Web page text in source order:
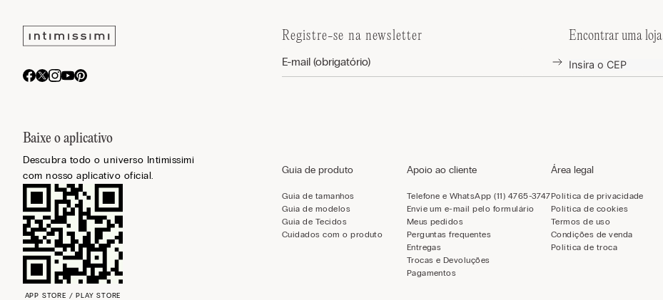
Baixe o aplicativo
Descubra todo o universo Intimissimi
com nosso aplicativo oficial.
APP STORE / PLAY STORE
Registre-se na newsletter Encontrar uma loja
Guia de produto
Guia de tamanhos
Guia de modelos
Guia de Tecidos
Cuidados com o produto
Apoio ao cliente
Telefone e WhatsApp (11) 4765-3747
Envie um e-mail pelo formulário
Meus pedidos
Perguntas frequentes
Entregas
Trocas e Devoluções
Pagamentos
Área legal
Política de privacidade
Política de cookies
Termos de uso
Condições de venda
Política de troca